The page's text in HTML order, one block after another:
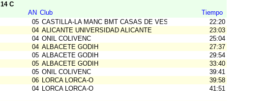
14 C
AN Club
Tiempo
05 CASTILLA-LA MANC BMT CASAS DE VES
22:20
04 ALICANTE UNIVERSIDAD ALICANTE
23:03
04 ONIL COLIVENC
25:04
04 ALBACETE GODIH
27:37
05 ALBACETE GODIH
29:54
05 ALBACETE GODIH
33:40
05 ONIL COLIVENC
39:41
06 LORCA LORCA-O
39:58
04 LORCA LORCA-O 41:51